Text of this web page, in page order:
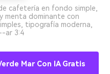
cafetería en fondo simple,
menta dominante con
tipografía moderna,
ar 3:4
Mar Con IA Gratis